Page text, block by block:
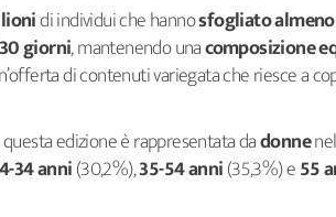
di individui che hannosfogliato
giorni, mantenendo unacomposizione
di contenuti variegata che riesce a
edizione è rappresentata dadonne
34 anni(30,2%),35-54 anni(35,3%) e55